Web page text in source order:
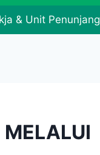
& Unit Penunjang
MELALUI